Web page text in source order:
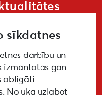
sīkdatnes
darbību un
izmantotas gan
obligāti
Nolūkā uzlabot